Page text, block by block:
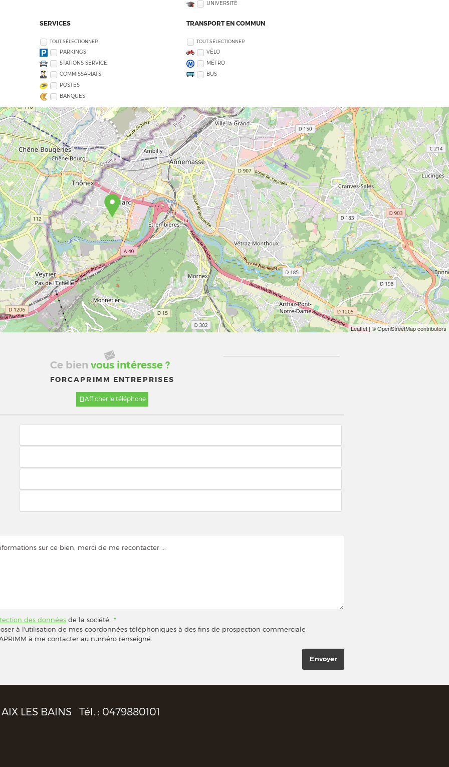
UNIVERSITÉ
SERVICES
TOUT SÉLECTIONNER
PARKINGS
STATIONS SERVICE
COMMISSARIATS
POSTES
BANQUES
TRANSPORT EN COMMUN
TOUT SÉLECTIONNER
VÉLO
MÉTRO
BUS
Leaflet| © OpenStreetMap contributors
Ce bien vous intéresse ?
FORCAPRIMM ENTREPRISES
Afficher le téléphone
des donnéesde la société. *
à l'utilisation de mes coordonnées téléphoniques à des fins de prospection commerciale
à me contacter au numéro renseigné.
AIX LES BAINS Tél. : 0479880101